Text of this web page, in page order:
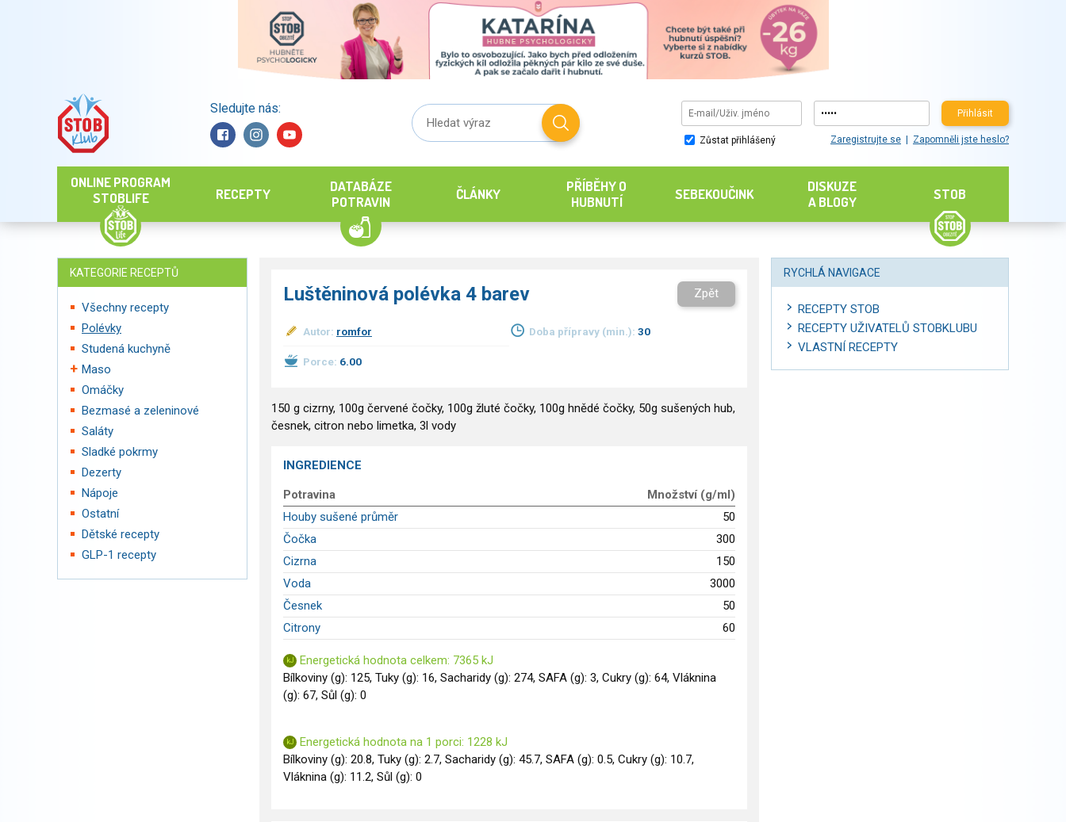
Sledujte nás: Přihlásit
Zůstat přihlášený Zaregistrujte se Zapomněli jste heslo?
ONLINE PROGRAM
STOBLIFE
RECEPTY
DATABÁZE
POTRAVIN
ČLÁNKY
PŘÍBĚHY O
HUBNUTÍ
SEBEKOUČINK
DISKUZE
A BLOGY
STOB
KATEGORIE RECEPTŮ
Všechny recepty
Polévky
Studená kuchyně
Maso
Omáčky
Bezmasé a zeleninové
Saláty
Sladké pokrmy
Dezerty
Nápoje
Ostatní
Dětské recepty
GLP-1 recepty
Luštěninová polévka 4 barev Zpět
Autor: romfor Doba přípravy (min.): 30
Porce: 6.00
150 g cizrny, 100g červené čočky, 100g žluté čočky, 100g hnědé čočky, 50g sušených hub,
česnek, citron nebo limetka, 3l vody
INGREDIENCE
Potravina
Množství (g/ml)
Houby sušené průměr
50
Čočka
300
Cizrna
150
Voda
3000
Česnek
50
Citrony
60
Energetická hodnota celkem: 7365 kJ
Bílkoviny (g): 125, Tuky (g): 16, Sacharidy (g): 274, SAFA (g): 3, Cukry (g): 64, Vláknina
(g): 67, Sůl (g): 0
Energetická hodnota na 1 porci: 1228 kJ
Bílkoviny (g): 20.8, Tuky (g): 2.7, Sacharidy (g): 45.7, SAFA (g): 0.5, Cukry (g): 10.7,
Vláknina (g): 11.2, Sůl (g): 0
RYCHLÁ NAVIGACE
RECEPTY STOB
RECEPTY UŽIVATELŮ STOBKLUBU
VLASTNÍ RECEPTY